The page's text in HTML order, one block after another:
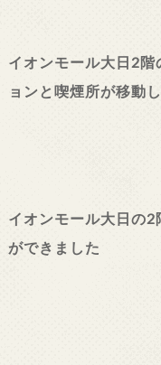
イオンモール大日2階
ョンと喫煙所が移動
イオンモール大日の2
ができました